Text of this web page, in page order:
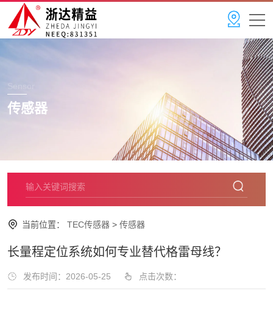
Sensor
传感器
当前位置： TEC传感器 > 传感器
长量程定位系统如何专业替代格雷母线？
发布时间：2026-05-25 点击次数：